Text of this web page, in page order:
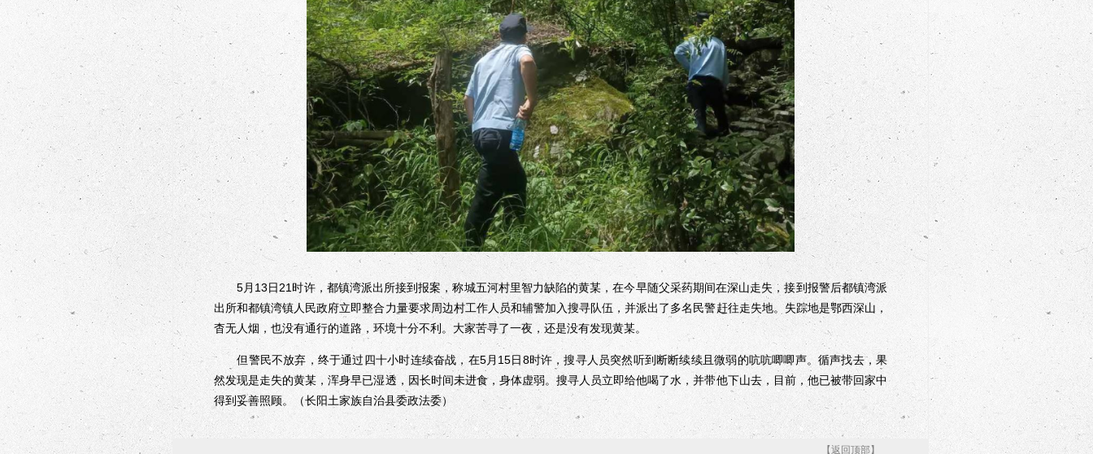
5月13日21时许，都镇湾派出所接到报案，称城五河村里智力缺陷的黄某，在今早随父采药期间在深山走失，接到报警后都镇湾派
出所和都镇湾镇人民政府立即整合力量要求周边村工作人员和辅警加入搜寻队伍，并派出了多名民警赶往走失地。失踪地是鄂西深山，
杳无人烟，也没有通行的道路，环境十分不利。大家苦寻了一夜，还是没有发现黄某。
但警民不放弃，终于通过四十小时连续奋战，在5月15日8时许，搜寻人员突然听到断断续续且微弱的吭吭唧唧声。循声找去，果
然发现是走失的黄某，浑身早已湿透，因长时间未进食，身体虚弱。搜寻人员立即给他喝了水，并带他下山去，目前，他已被带回家中
得到妥善照顾。（长阳土家族自治县委政法委）
【返回顶部】